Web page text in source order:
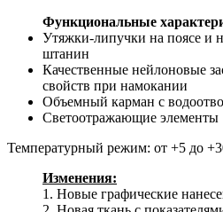
Функциональные
Утяжки-липучки на поясе и
штанин
Качественные нейлоновые
свойств при намокании
Объемный карман с
Светоотражающие элементы
Температурный режим: от +5 до
Изменения:
1. Новые графические